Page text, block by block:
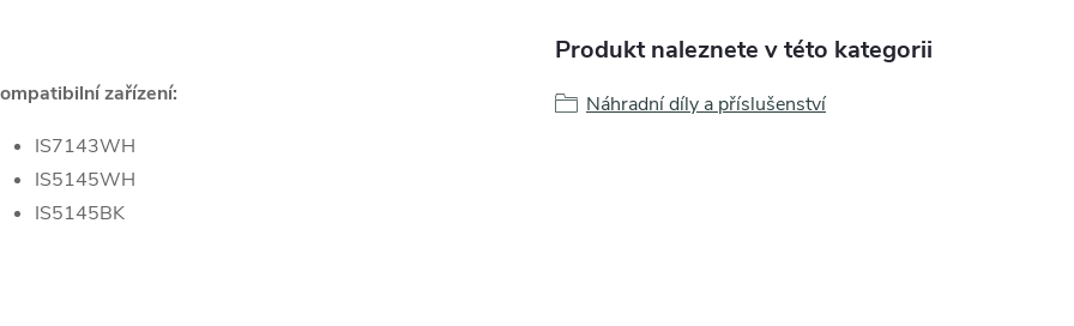
zařízení:
IS7143WH
IS5145WH
IS5145BK
Produkt naleznete v této kategorii
Náhradní díly a příslušenství